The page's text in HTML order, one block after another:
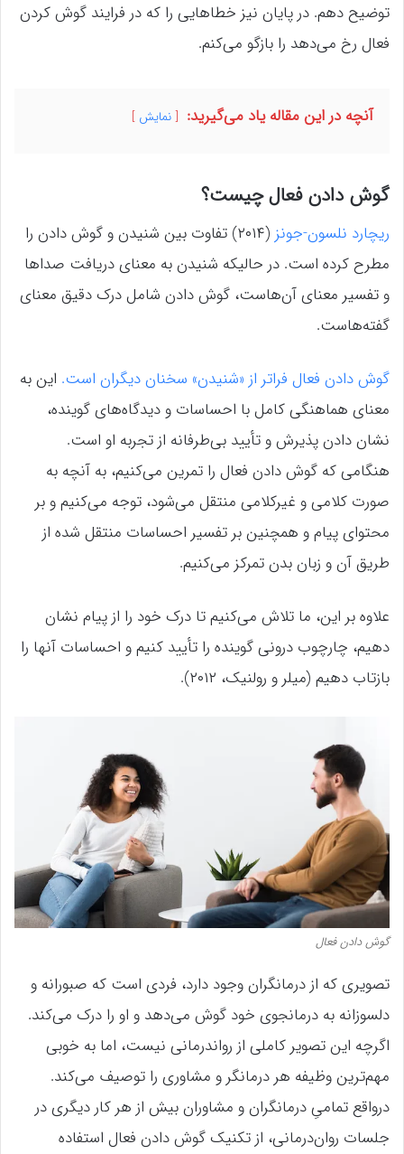
توضیح دهم. در پایان نیز خطاهایی را که در فرایند گوش کردن
فعال رخ می‌دهد را بازگو می‌کنم.
آنچه در این مقاله یاد می‌گیرید: نمایش
گوش دادن فعال چیست؟
ریچارد نلسون-جونز
(۲۰۱۴) تفاوت بین شنیدن و گوش دادن را
مطرح کرده است. در حالیکه شنیدن به معنای دریافت صداها
و تفسیر معنای آن‌هاست، گوش دادن شامل درک دقیق معنای
گفته‌هاست.
گوش دادن فعال فراتر از «شنیدن» سخنان دیگران است. این به
معنای هماهنگی کامل با احساسات و دیدگاه‌های گوینده،
نشان دادن پذیرش و تأیید بی‌طرفانه از تجربه او است.
هنگامی که گوش دادن فعال را تمرین می‌کنیم، به آنچه به
صورت کلامی و غیرکلامی منتقل می‌شود، توجه می‌کنیم و بر
محتوای پیام و همچنین بر تفسیر احساسات منتقل شده از
طریق آن و زبان بدن تمرکز می‌کنیم.
علاوه بر این، ما تلاش می‌کنیم تا درک خود را از پیام نشان
دهیم، چارچوب درونی گوینده را تأیید کنیم و احساسات آنها را
بازتاب دهیم (میلر و رولنیک، ۲۰۱۲).
گوش دادن فعال
تصویری که از درمانگران وجود دارد، فردی است که صبورانه و
دلسوزانه به درمانجوی خود گوش می‌دهد و او را درک می‌کند.
اگرچه این تصویر کاملی از رواندرمانی نیست، اما به خوبی
مهم‌ترین وظیفه هر درمانگر و مشاوری را توصیف می‌کند.
درواقع تمامیِ درمانگران و مشاوران بیش از هر کار دیگری در
جلسات روان‌درمانی، از تکنیک گوش دادن فعال استفاده